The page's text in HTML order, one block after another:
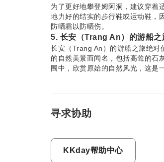
为了更好地攀登姆阿洞，建议穿着
地力好的结实的步行鞋或运动鞋，
防晒霜以防晒伤。
5. 长安（Trang An）的游船之
长安（Trang An）的游船之旅绝对
的自然美景而闻名，包括高耸的石
围中，欣赏原始的自然风光，这是
史。
7. 长安（Trang An）有不同的
些路线旨在展示景区的不同特色，
体验。
寻求协助
KKday帮助中心